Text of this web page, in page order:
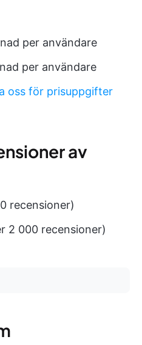
per användare
per användare
oss för prisuppgifter
av
recensioner)
2 000 recensioner)